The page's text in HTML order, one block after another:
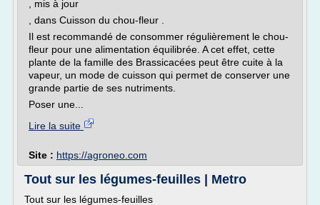
, mis à jour
, dans Cuisson du chou-fleur .
Il est recommandé de consommer régulièrement le chou-
fleur pour une alimentation équilibrée. A cet effet, cette
plante de la famille des Brassicacées peut être cuite à la
vapeur, un mode de cuisson qui permet de conserver une
grande partie de ses nutriments.
Poser une...
Lire la suite
Site : https://agroneo.com
Tout sur les légumes-feuilles | Metro
Tout sur les légumes-feuilles